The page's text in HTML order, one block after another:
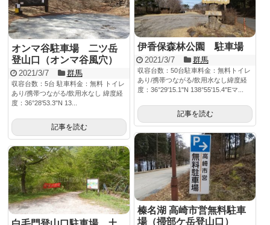
伊香保森林公園 駐車場
2021/3/7 群馬
収容台数：50台駐車料金：無料トイレ
あり/携帯つながる/飲用水なし緯度経
度：36°29'15.1"N 138°55'15.4"Eマ...
記事を読む
オンマ谷駐車場 二ツ岳
登山口（オンマ谷風穴）
2021/3/7 群馬
収容台数：5台 駐車料金：無料 トイレ
あり/携帯つながる/飲用水なし 緯度経
度：36°28'53.3"N 13...
記事を読む
榛名湖 高崎市営無料駐車
場（掃部ケ岳登山口）